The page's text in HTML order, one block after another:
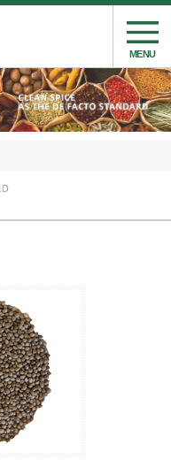
MENU